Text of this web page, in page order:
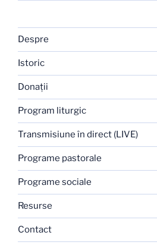
Despre
Istoric
Donaţii
Program liturgic
Transmisiune în direct (LIVE)
Programe pastorale
Programe sociale
Resurse
Contact